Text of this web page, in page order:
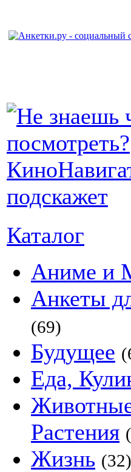
Каталог
Аниме и
Анкеты
(69)
Будущее
Еда,
Растения
Жизнь (32)